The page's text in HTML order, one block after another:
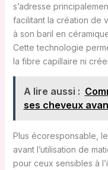
s’adresse
facilitant la création de
à son baril en
Cette technologie
la fibre capillaire ni
A lire aussi :
ses cheveux
Plus écoresponsable,
avant l’utilisation de
pour ceux sensibles à